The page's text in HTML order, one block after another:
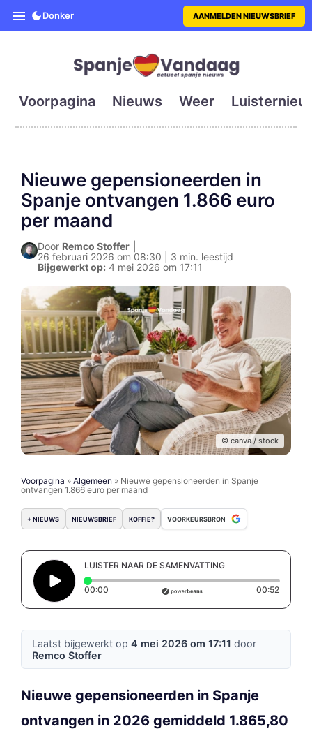
SpanjeVandaag is de eerste
Donker AANMELDEN NIEUWSBRIEF
Voorpagina Nieuws Weer
Nieuwe gepensioneerden in
Spanje ontvangen 1.866 euro
per maand
Door Remco Stoffer
26 februari 2026 om 08:30 | 3 min. leestijd
Bijgewerkt op: 4 mei 2026 om 17:11
© canva / stock
Voorpagina » Algemeen » Nieuwe gepensioneerden in Spanje
ontvangen 1.866 euro per maand
+ NIEUWS NIEUWSBRIEF KOFFIE? VOORKEURSBRON
LUISTER NAAR DE SAMENVATTING
00:00 Elapsed time: 0 seconds 00:52
Laatst bijgewerkt op 4 mei 2026 om 17:11 door
Remco Stoffer
Nieuwe gepensioneerden in Spanje
ontvangen in 2026 gemiddeld 1.865,80